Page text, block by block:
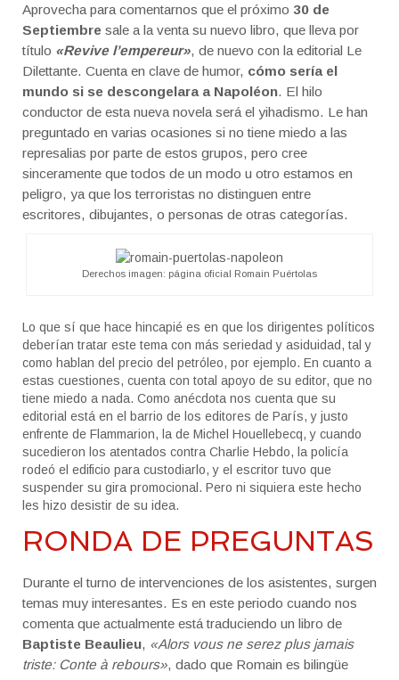
Aprovecha para comentarnos que el próximo 30 de
Septiembre sale a la venta su nuevo libro, que lleva por
título «Revive l’empereur», de nuevo con la editorial Le
Dilettante. Cuenta en clave de humor, cómo sería el
mundo si se descongelara a Napoléon. El hilo
conductor de esta nueva novela será el yihadismo. Le han
preguntado en varias ocasiones si no tiene miedo a las
represalias por parte de estos grupos, pero cree
sinceramente que todos de un modo u otro estamos en
peligro, ya que los terroristas no distinguen entre
escritores, dibujantes, o personas de otras categorías.
Derechos imagen: página oficial Romain Puértolas
Lo que sí que hace hincapié es en que los dirigentes políticos
deberían tratar este tema con más seriedad y asiduidad, tal y
como hablan del precio del petróleo, por ejemplo. En cuanto a
estas cuestiones, cuenta con total apoyo de su editor, que no
tiene miedo a nada. Como anécdota nos cuenta que su
editorial está en el barrio de los editores de París, y justo
enfrente de Flammarion, la de Michel Houellebecq, y cuando
sucedieron los atentados contra Charlie Hebdo, la policía
rodeó el edificio para custodiarlo, y el escritor tuvo que
suspender su gira promocional. Pero ni siquiera este hecho
les hizo desistir de su idea.
RONDA DE PREGUNTAS
Durante el turno de intervenciones de los asistentes, surgen
temas muy interesantes. Es en este periodo cuando nos
comenta que actualmente está traduciendo un libro de
Baptiste Beaulieu, «Alors vous ne serez plus jamais
triste: Conte à rebours», dado que Romain es bilingüe